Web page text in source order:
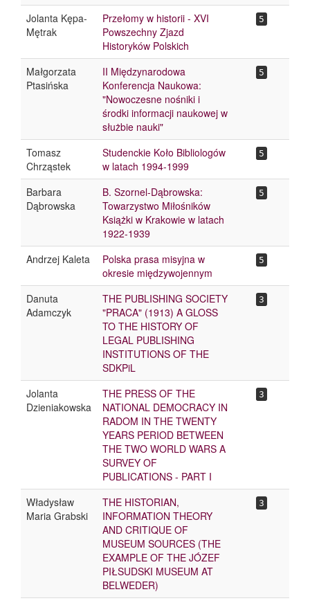
Jolanta Kępa-
Mętrak
Przełomy w historii - XVI
Powszechny Zjazd
Historyków Polskich
5
Małgorzata
Ptasińska
II Międzynarodowa
Konferencja Naukowa:
"Nowoczesne nośniki i
środki informacji naukowej w
służbie nauki"
5
Tomasz
Chrząstek
Studenckie Koło Bibliologów
w latach 1994-1999
5
Barbara
Dąbrowska
B. Szornel-Dąbrowska:
Towarzystwo Miłośników
Książki w Krakowie w latach
1922-1939
5
Andrzej Kaleta
Polska prasa misyjna w
okresie międzywojennym
5
Danuta
Adamczyk
THE PUBLISHING SOCIETY
"PRACA" (1913) A GLOSS
TO THE HISTORY OF
LEGAL PUBLISHING
INSTITUTIONS OF THE
SDKPiL
3
Jolanta
Dzieniakowska
THE PRESS OF THE
NATIONAL DEMOCRACY IN
RADOM IN THE TWENTY
YEARS PERIOD BETWEEN
THE TWO WORLD WARS A
SURVEY OF
PUBLICATIONS - PART I
3
Władysław
Maria Grabski
THE HISTORIAN,
INFORMATION THEORY
AND CRITIQUE OF
MUSEUM SOURCES (THE
EXAMPLE OF THE JÓZEF
PIŁSUDSKI MUSEUM AT
BELWEDER)
3